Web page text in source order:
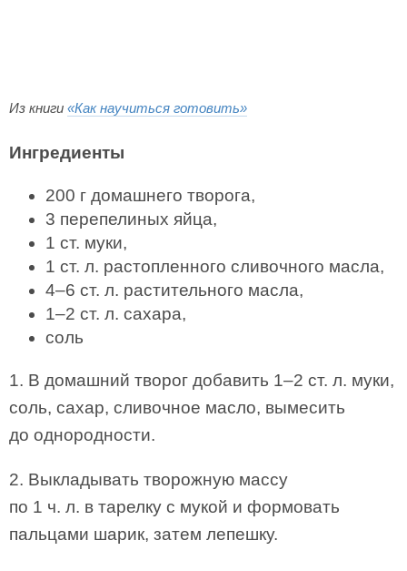
Из книги «Как научиться готовить»
Ингредиенты
200 г домашнего творога,
3 перепелиных яйца,
1 ст. муки,
1 ст. л. растопленного сливочного масла,
4–6 ст. л. растительного масла,
1–2 ст. л. сахара,
соль
1. В домашний творог добавить 1–2 ст. л. муки,
соль, сахар, сливочное масло, вымесить
до однородности.
2. Выкладывать творожную массу
по 1 ч. л. в тарелку с мукой и формовать
пальцами шарик, затем лепешку.